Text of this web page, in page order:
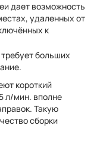
дает возможность
удаленных от
к
больших
короткий
л/мин. вполне
Такую
сборки